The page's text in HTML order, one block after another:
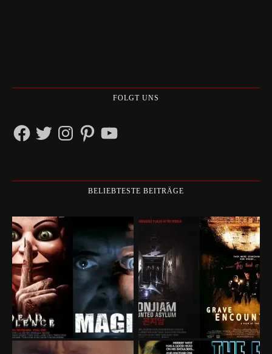
FOLGT UNS
FacebookTwitterInstagramPinterestYouTube
BELIEBTESTE BEITRÄGE